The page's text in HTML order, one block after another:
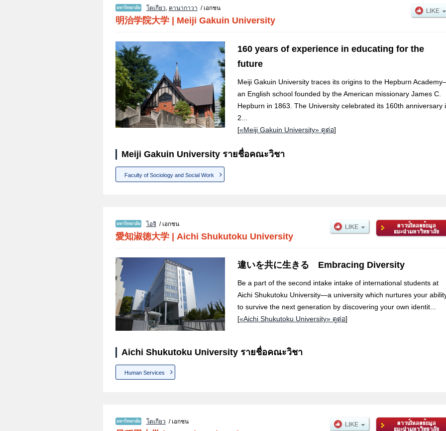
โตเกียว, คานากาวา / เอกชน
明治学院大学 Meiji Gakuin University
160 years of experience in educating for the
future
Meiji Gakuin University traces its origins to the Hepburn
an English school founded by the American missionary James C.
Hepburn in 1863. The University celebrated its 160th anniversary
2...
[«Meiji Gakuin University» ดูต่อ]
Meiji Gakuin University รายชื่อคณะวิชา
Faculty of Sociology and Social Work
ไอจิ / เอกชน
愛知淑徳大学 | Aichi Shukutoku University
違いを共に生きる Embracing Diversity
Be a part of the second intake intake of international students at
Aichi Shukutoku University—a university which nurtures your
to survive the next generation by discovering your own identit...
[«Aichi Shukutoku University» ดูต่อ]
Aichi Shukutoku University รายชื่อคณะวิชา
Human Services
โตเกียว / เอกชน